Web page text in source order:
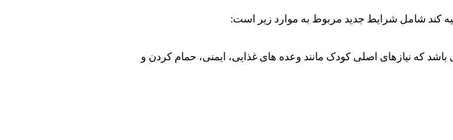
کند شامل شرایط جدید مربوط به موارد زیر است:
باشد که نیازهای اصلی کودک مانند وعده های غذایی، ایمنی، حمام کردن و